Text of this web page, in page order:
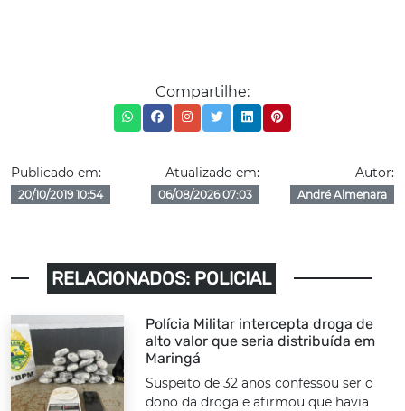
Compartilhe:
Publicado em:
20/10/2019 10:54
Atualizado em:
06/08/2026 07:03
Autor:
André Almenara
RELACIONADOS: POLICIAL
Polícia Militar intercepta droga de
alto valor que seria distribuída em
Maringá
Suspeito de 32 anos confessou ser o
dono da droga e afirmou que havia